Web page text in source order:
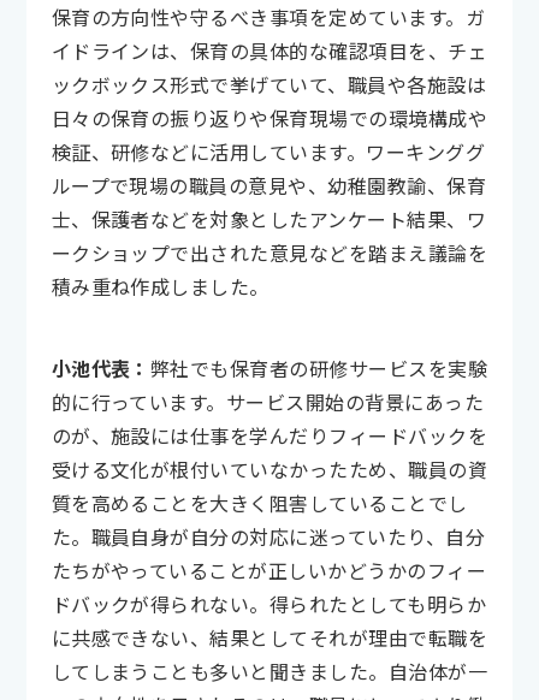
保育の方向性や守るべき事項を定めています。ガ
イドラインは、保育の具体的な確認項目を、チェ
ックボックス形式で挙げていて、職員や各施設は
日々の保育の振り返りや保育現場での環境構成や
検証、研修などに活用しています。ワーキンググ
ループで現場の職員の意見や、幼稚園教諭、保育
士、保護者などを対象としたアンケート結果、ワ
ークショップで出された意見などを踏まえ議論を
積み重ね作成しました。
小池代表： 弊社でも保育者の研修サービスを実験
的に行っています。サービス開始の背景にあった
のが、施設には仕事を学んだりフィードバックを
受ける文化が根付いていなかったため、職員の資
質を高めることを大きく阻害していることでし
た。職員自身が自分の対応に迷っていたり、自分
たちがやっていることが正しいかどうかのフィー
ドバックが得られない。得られたとしても明らか
に共感できない、結果としてそれが理由で転職を
してしまうことも多いと聞きました。自治体が一